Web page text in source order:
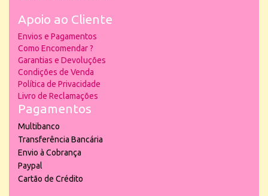
Apoio ao Cliente
Envios e Pagamentos
Como Encomendar ?
Garantias e Devoluções
Condições de Venda
Política de Privacidade
Livro de Reclamações
Pagamentos
Multibanco
Transferência Bancária
Envio à Cobrança
Paypal
Cartão de Crédito